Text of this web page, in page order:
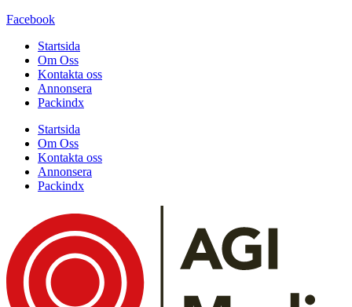
Facebook
Startsida
Om Oss
Kontakta oss
Annonsera
Packindx
Startsida
Om Oss
Kontakta oss
Annonsera
Packindx